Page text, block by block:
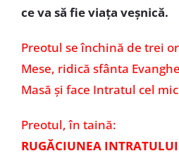
ce va să fie viața veșnică.
Preotul se închină de trei
Mese, ridică sfânta
Masă și face Intratul cel
Preotul, în taină:
RUGĂCIUNEA INTRATULUI